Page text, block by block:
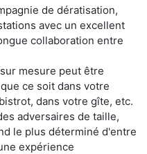
de dératisation,
avec un excellent
collaboration entre
mesure peut être
ce soit dans votre
dans votre gîte, etc.
adversaires de taille,
le plus déterminé d'entre
expérience